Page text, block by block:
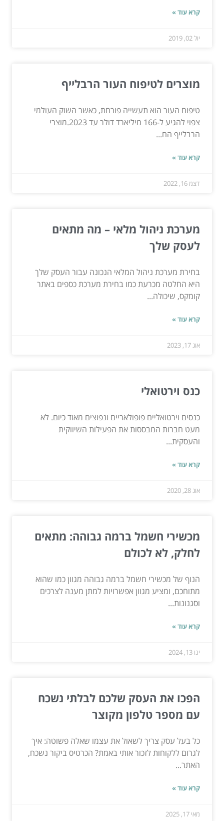
קרא עוד »
יול 02, 2019
מוצרים לטיפוח העור הרבלייף
טיפוח העור הוא תעשייה פורחת, כאשר השוק העולמי
צפוי להגיע ל-166 מיליארד דולר עד 2023.מוצרי
הרבלייף הם...
קרא עוד »
דצמ 16, 2022
מערכת ניהול מלאי – מה מתאים
לעסק שלך
בחירת מערכת ניהול המלאי הנכונה עבור העסק שלך
היא החלטה מכרעת כמו בחירת מערכת כספים באתר
קומקס, שיכולה...
קרא עוד »
אוג 17, 2023
כנס וירטואלי
כנסים וירטואליים פופולאריים ונפוצים מאוד כיום. לא
מעט חברות המבססות את הפעילות השיווקית
והעסקית...
קרא עוד »
אוג 28, 2020
מכשירי חשמל ברמה גבוהה: מתאים
לחלק, לא לכולם
הנוף של מכשירי חשמל ברמה גבוהה מגוון כמו שהוא
מתוחכם, ומציע מגוון אפשרויות למתן מענה לצרכים
וסגנונות...
קרא עוד »
ינו 13, 2024
הפכו את העסק שלכם לבלתי נשכח
עם מספר טלפון מקוצר
כל בעל עסק צריך לשאול את עצמו שאלה פשוטה: איך
לגרום ללקוחות לזכור אותי באמת? הכרטיס ביקור נשכח,
האתר...
קרא עוד »
מאי 17, 2025